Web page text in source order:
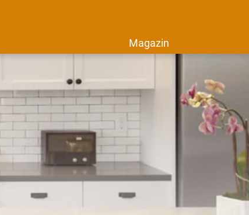
Magazin